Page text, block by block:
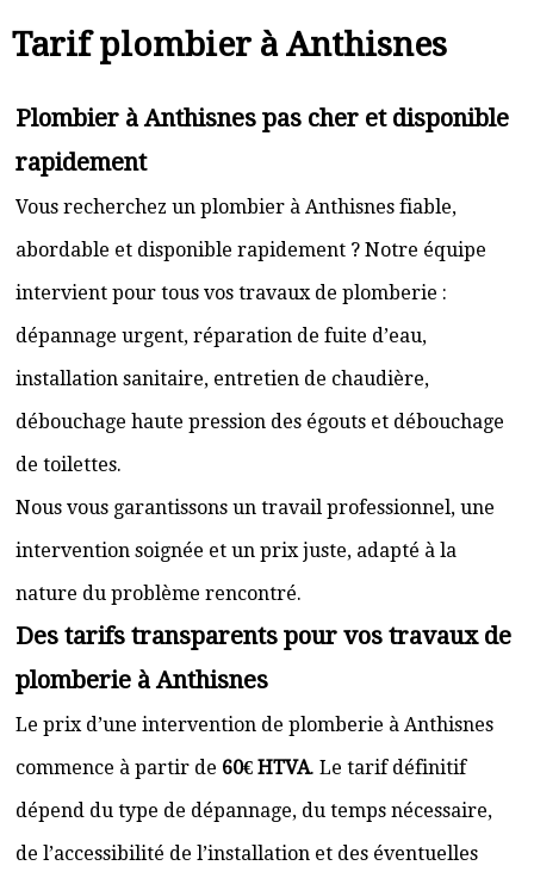
Tarif plombier à Anthisnes
Plombier à Anthisnes pas cher et disponible
rapidement
Vous recherchez un plombier à Anthisnes fiable,
abordable et disponible rapidement ? Notre équipe
intervient pour tous vos travaux de plomberie :
dépannage urgent, réparation de fuite d’eau,
installation sanitaire, entretien de chaudière,
débouchage haute pression des égouts et débouchage
de toilettes.
Nous vous garantissons un travail professionnel, une
intervention soignée et un prix juste, adapté à la
nature du problème rencontré.
Des tarifs transparents pour vos travaux de
plomberie à Anthisnes
Le prix d’une intervention de plomberie à Anthisnes
commence à partir de 60€ HTVA. Le tarif définitif
dépend du type de dépannage, du temps nécessaire,
de l’accessibilité de l’installation et des éventuelles